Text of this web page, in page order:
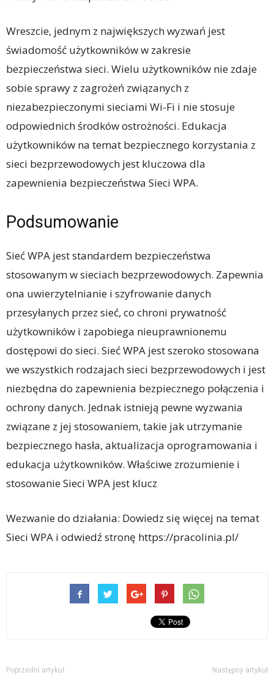
Wreszcie, jednym z największych wyzwań jest
świadomość użytkowników w zakresie
bezpieczeństwa sieci. Wielu użytkowników nie zdaje
sobie sprawy z zagrożeń związanych z
niezabezpieczonymi sieciami Wi-Fi i nie stosuje
odpowiednich środków ostrożności. Edukacja
użytkowników na temat bezpiecznego korzystania z
sieci bezprzewodowych jest kluczowa dla
zapewnienia bezpieczeństwa Sieci WPA.
Podsumowanie
Sieć WPA jest standardem bezpieczeństwa
stosowanym w sieciach bezprzewodowych. Zapewnia
ona uwierzytelnianie i szyfrowanie danych
przesyłanych przez sieć, co chroni prywatność
użytkowników i zapobiega nieuprawnionemu
dostępowi do sieci. Sieć WPA jest szeroko stosowana
we wszystkich rodzajach sieci bezprzewodowych i jest
niezbędna do zapewnienia bezpiecznego połączenia i
ochrony danych. Jednak istnieją pewne wyzwania
związane z jej stosowaniem, takie jak utrzymanie
bezpiecznego hasła, aktualizacja oprogramowania i
edukacja użytkowników. Właściwe zrozumienie i
stosowanie Sieci WPA jest klucz
Wezwanie do działania: Dowiedz się więcej na temat
Sieci WPA i odwiedź stronę https://pracolinia.pl/
Poprzedni artykuł Następny artykuł